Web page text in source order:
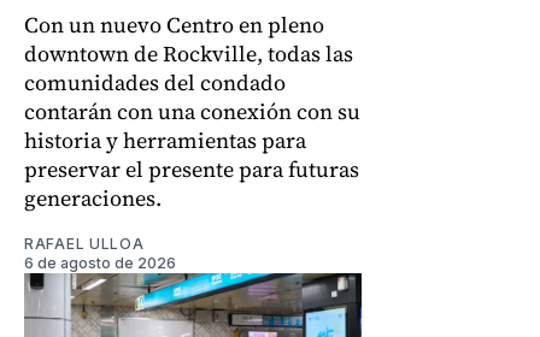
Con un nuevo Centro en pleno
downtown de Rockville, todas las
comunidades del condado
contarán con una conexión con su
historia y herramientas para
preservar el presente para futuras
generaciones.
RAFAEL ULLOA
6 de agosto de 2026